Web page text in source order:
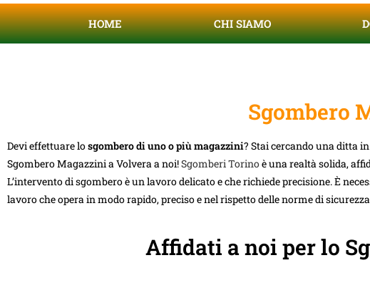
HOME CHI SIAMO
Sgombero
Devi effettuare losgombero di uno o più magazzini? Stai cercando una ditta
Sgombero Magazzini a Volvera a noi!Sgomberi Torinoè una realtà solida,
L’intervento di sgombero è un lavoro delicato e che richiede precisione. È
lavoro che opera in modo rapido, preciso e nel rispetto delle norme di
Affidati a noi per lo